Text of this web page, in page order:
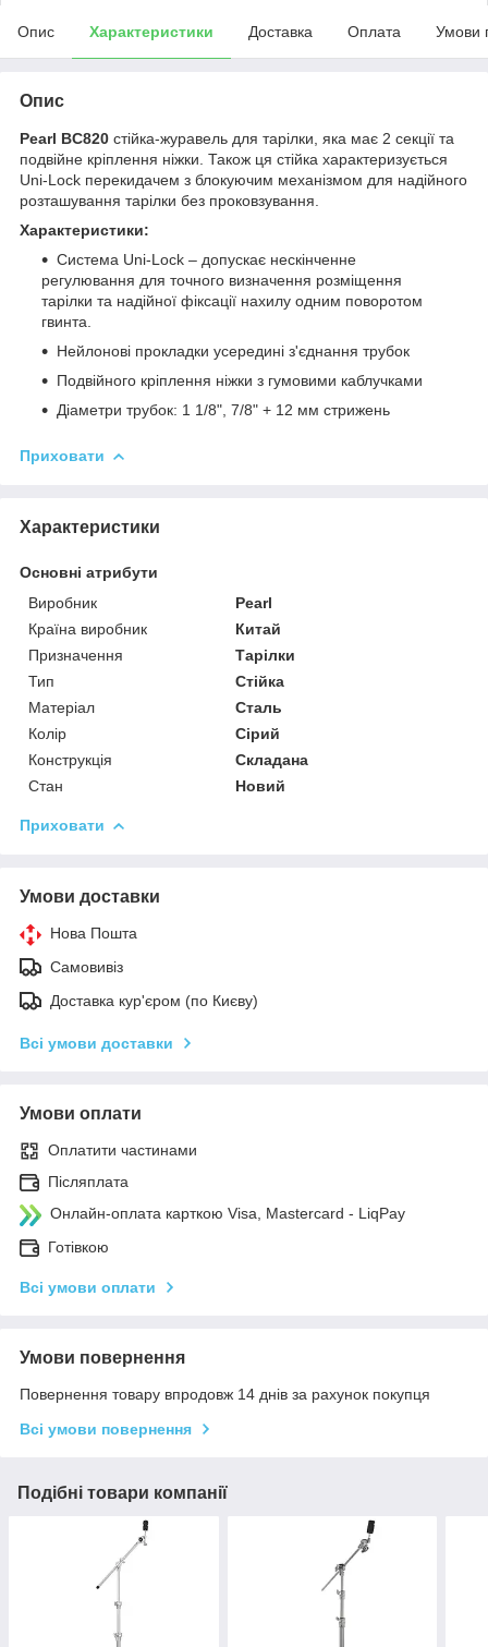
Опис Характеристики Доставка Оплата Умови
Опис
Pearl BC820 стійка-журавель для тарілки, яка має 2 секції та
подвійне кріплення ніжки. Також ця стійка характеризується
Uni-Lock перекидачем з блокуючим механізмом для надійного
розташування тарілки без проковзування.
Характеристики:
Система Uni-Lock – допускає нескінченне
регулювання для точного визначення розміщення
тарілки та надійної фіксації нахилу одним поворотом
гвинта.
Нейлонові прокладки усередині з'єднання трубок
Подвійного кріплення ніжки з гумовими каблучками
Діаметри трубок: 1 1/8", 7/8" + 12 мм стрижень
Приховати
Характеристики
Основні атрибути
Виробник
Pearl
Країна виробник
Китай
Призначення
Тарілки
Тип
Стійка
Матеріал
Сталь
Колір
Сірий
Конструкція
Складана
Стан
Новий
Приховати
Умови доставки
Нова Пошта
Самовивіз
Доставка кур'єром (по Києву)
Всі умови доставки
Умови оплати
Оплатити частинами
Післяплата
Онлайн-оплата карткою Visa, Mastercard - LiqPay
Готівкою
Всі умови оплати
Умови повернення
Повернення товару впродовж 14 днів за рахунок покупця
Всі умови повернення
Подібні товари компанії